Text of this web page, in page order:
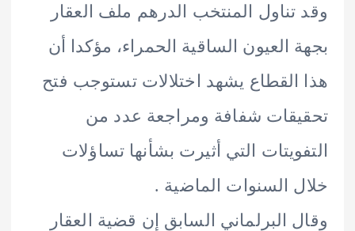
المنتخب الدرهم ملف العقار
العيون الساقية الحمراء، مؤكدا أن
يشهد اختلالات تستوجب فتح
شفافة ومراجعة عدد من
التي أثيرت بشأنها تساؤلات
السنوات الماضية .
البرلماني السابق إن قضية العقار